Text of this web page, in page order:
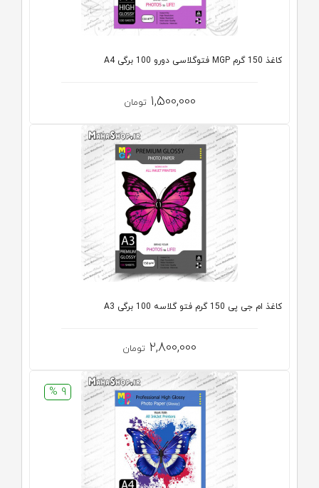
کاغذ 150 گرم MGP فتوگلاسی دورو 100 برگی A4
1,500,000 تومان
کاغذ ام جی پی 150 گرم فتو گلاسه 100 برگی A3
2,800,000 تومان
9 %